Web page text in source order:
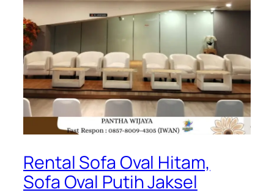
Rental Sofa Oval Hitam,
Sofa Oval Putih Jaksel